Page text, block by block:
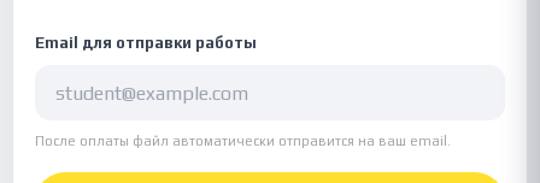
Email для отправки работы
После оплаты файл автоматически отправится на ваш email.